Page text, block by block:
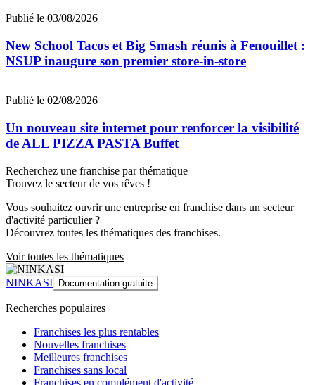
Publié le 03/08/2026
New School Tacos et Big Smash réunis à Fenouillet :
NSUP inaugure son premier store-in-store
Publié le 02/08/2026
Un nouveau site internet pour renforcer la visibilité
de ALL PIZZA PASTA Buffet
Recherchez une franchise par thématique
Trouvez le secteur de vos rêves !
Vous souhaitez ouvrir une entreprise en franchise dans un secteur
d'activité particulier ?
Découvrez toutes les thématiques des franchises.
Voir toutes les thématiques
NINKASI Documentation gratuite
Recherches populaires
Franchises les plus rentables
Nouvelles franchises
Meilleures franchises
Franchises sans local
Franchises en complément d'activité